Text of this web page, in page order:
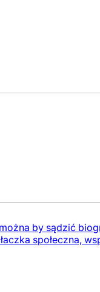
by sądzić
społeczna,